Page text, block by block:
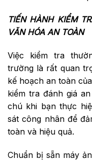
TIẾN HÀNH KIỂM
VĂN HÓA AN TOÀN
Việc kiểm tra
trường là rất quan
kế hoạch an toàn
kiểm tra đánh giá
chú khi bạn thực
sát công nhân để
toàn và hiệu quả.
Chuẩn bị sẵn máy